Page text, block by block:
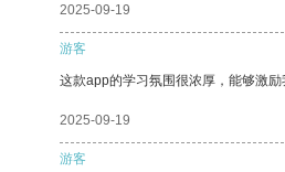
2025-09-19
游客
这款app的学习氛围很浓厚，能够激励
2025-09-19
游客